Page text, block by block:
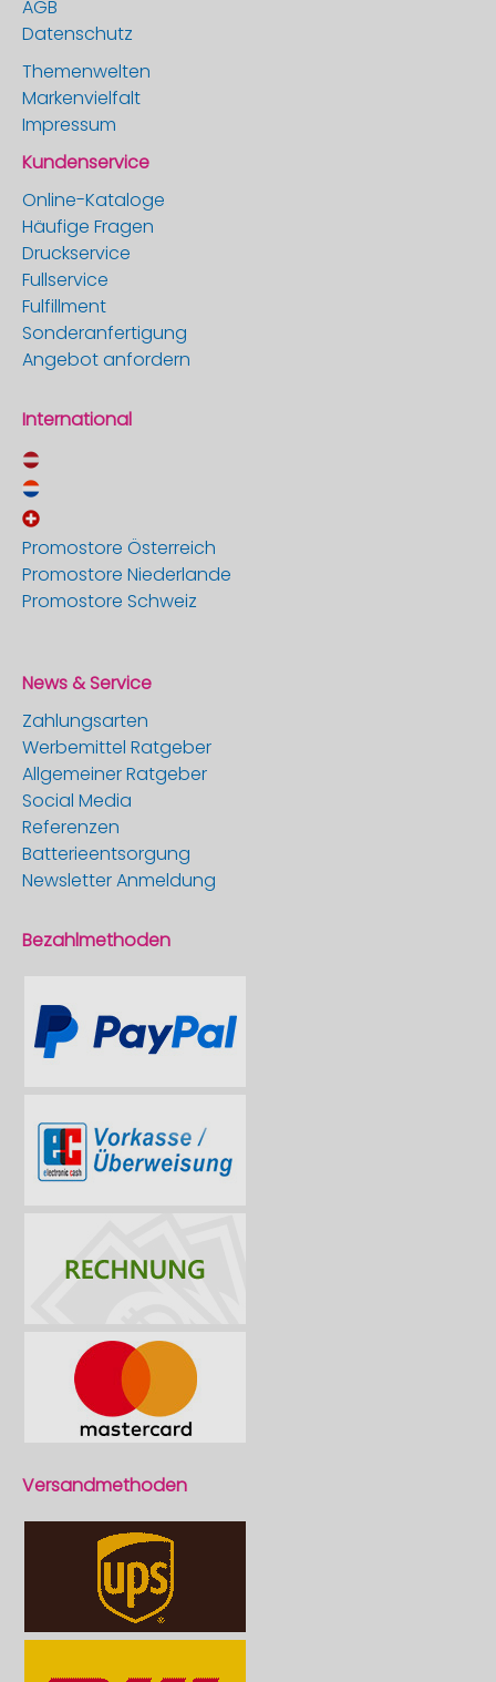
AGB
Datenschutz
Themenwelten
Markenvielfalt
Impressum
Kundenservice
Online-Kataloge
Häufige Fragen
Druckservice
Fullservice
Fulfillment
Sonderanfertigung
Angebot anfordern
International
Promostore Österreich
Promostore Niederlande
Promostore Schweiz
News & Service
Zahlungsarten
Werbemittel Ratgeber
Allgemeiner Ratgeber
Social Media
Referenzen
Batterieentsorgung
Newsletter Anmeldung
Bezahlmethoden
Versandmethoden